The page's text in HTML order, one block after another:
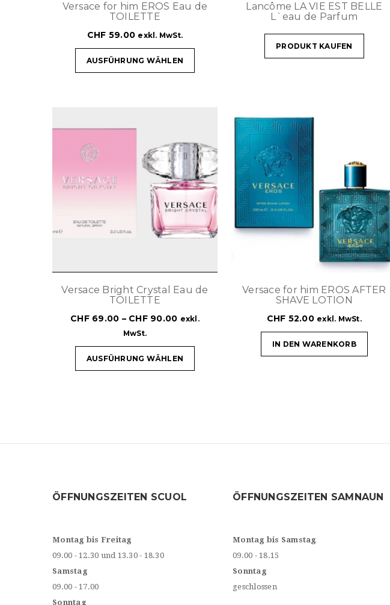
Versace for him EROS Eau de
TOILETTE
CHF 59.00 exkl. MwSt.
AUSFÜHRUNG WÄHLEN
Lancôme LA VIE EST BELLE
L`eau de Parfum
PRODUKT KAUFEN
Versace Bright Crystal Eau de
TOILETTE
CHF69.00 – CHF90.00 exkl.
MwSt.
AUSFÜHRUNG WÄHLEN
Versace for him EROS AFTER
SHAVE LOTION
CHF 52.00 exkl. MwSt.
IN DEN WARENKORB
ÖFFNUNGSZEITEN SCUOL
Montag bis Freitag
09.00 - 12.30 und 13.30 - 18.30
Samstag
09.00 - 17.00
Sonntag
ÖFFNUNGSZEITEN SAMNAUN
Montag bis Samstag
09.00 - 18.15
Sonntag
geschlossen